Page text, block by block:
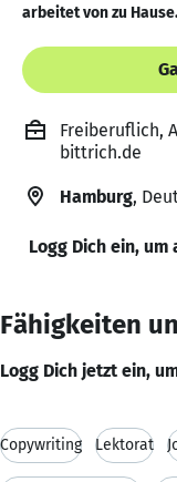
arbeitet von zu
Freiberuflich,
bittrich.de
Hamburg,
Logg Dich ein,
Fähigkeiten
Logg Dich jetzt ein,
Copywriting Lektorat